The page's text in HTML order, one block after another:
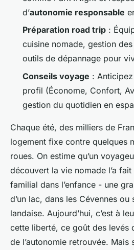
d’autonomie responsable
Préparation road trip :
cuisine nomade, gestion
outils de dépannage pour
Conseils voyage :
profil (Économe, Confort,
gestion du quotidien en
Chaque été, des milliers de
logement fixe contre quelques
roues. On estime qu’un
découvert la vie nomade l’a
familial dans l’enfance - une
d’un lac, dans les Cévennes ou
landaise. Aujourd’hui, c’est à
cette liberté, ce goût des levés
de l’autonomie retrouvée. Mais